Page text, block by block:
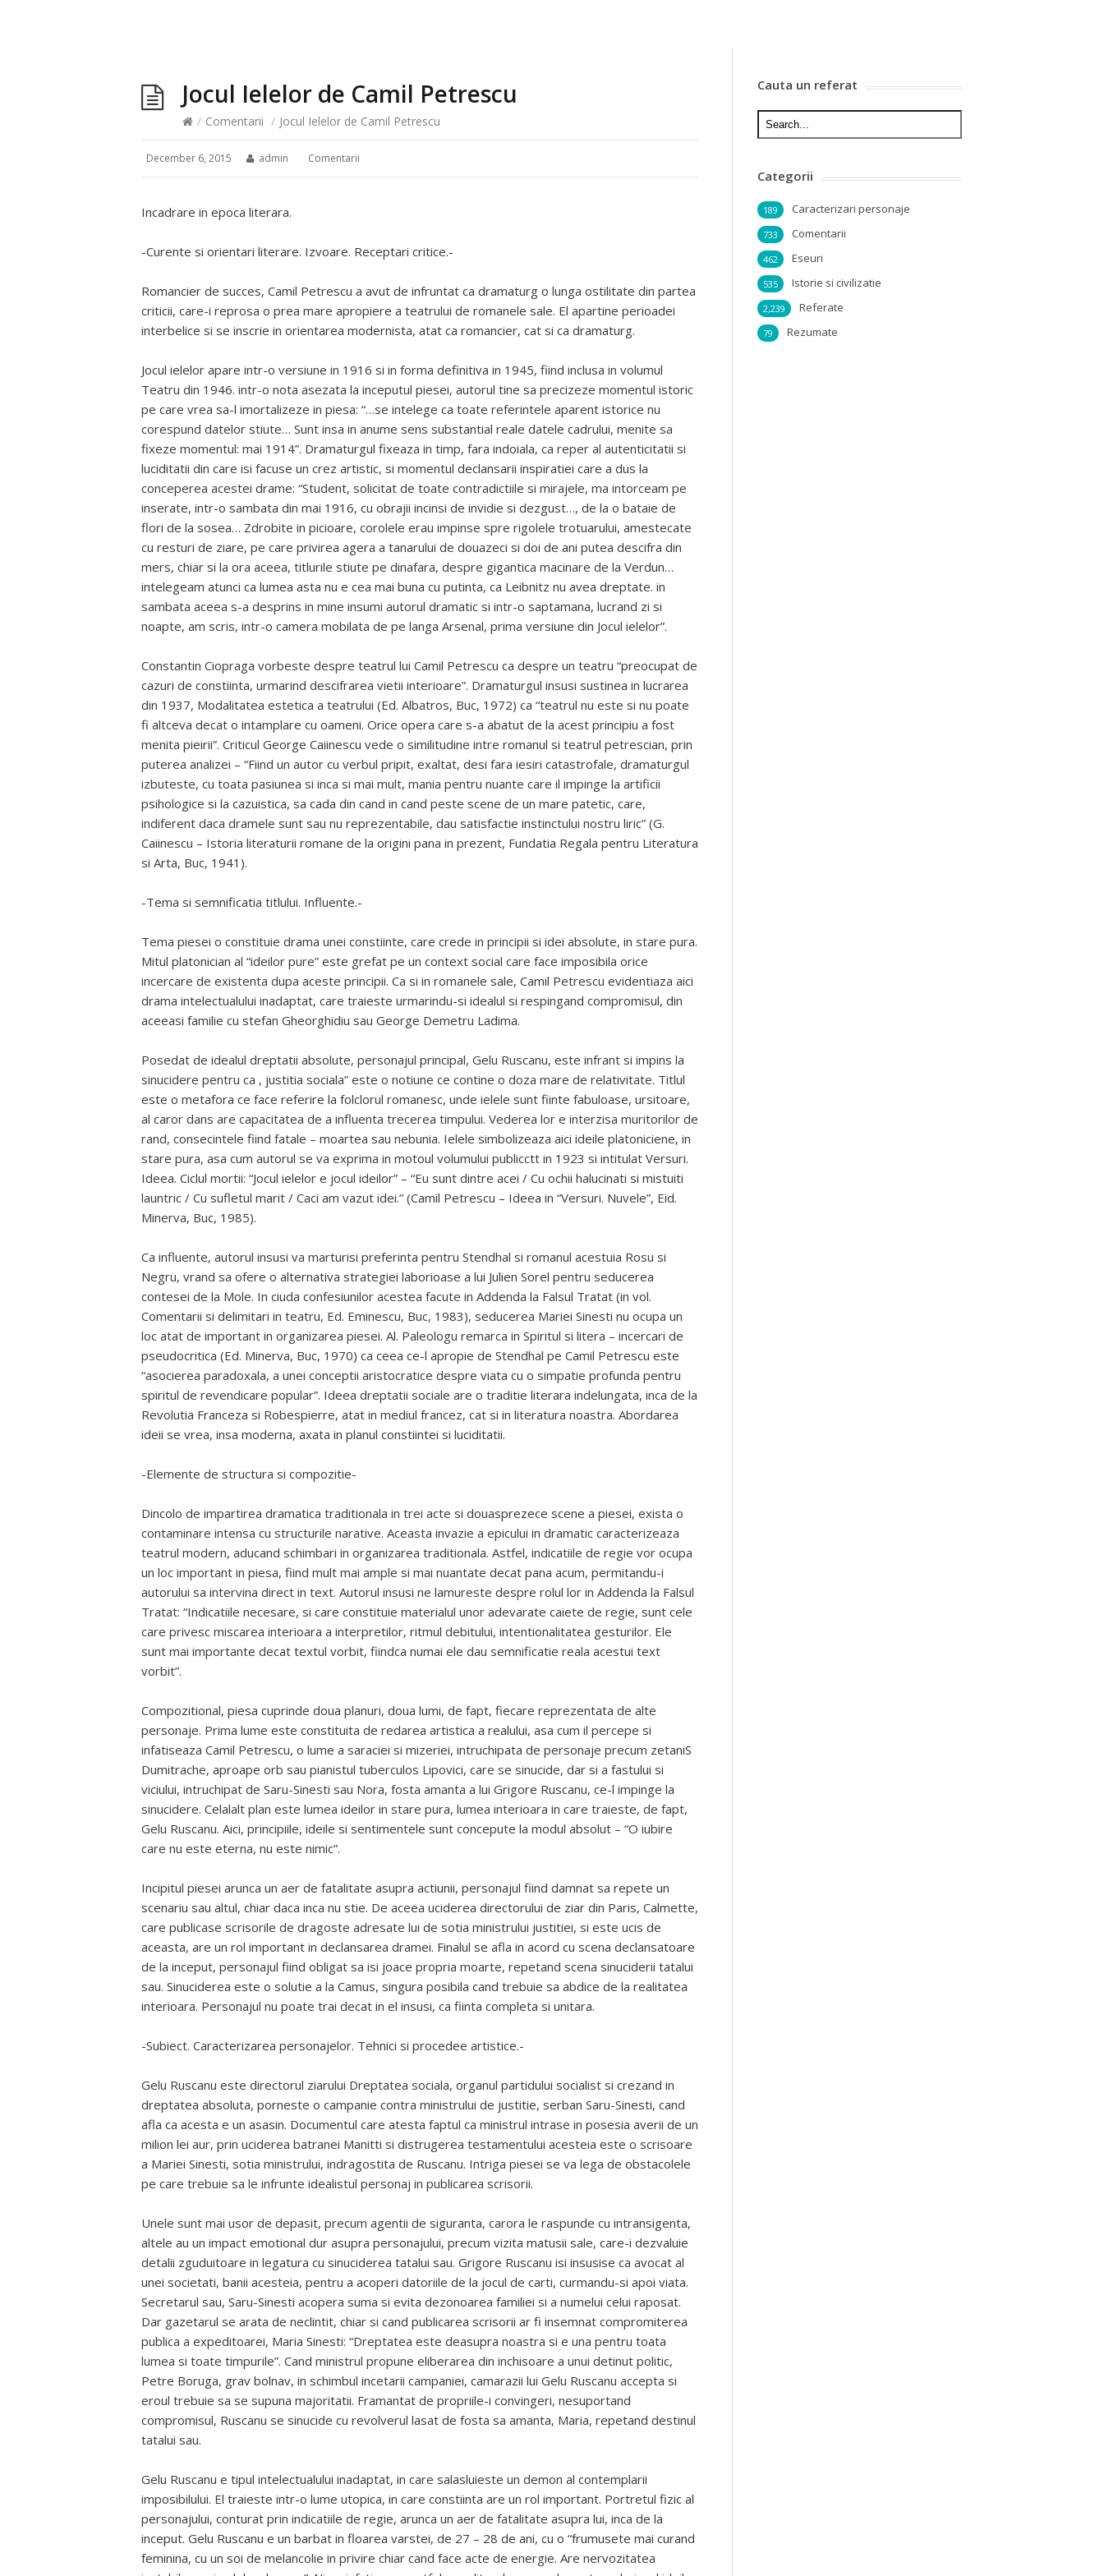
Jocul Ielelor de Camil Petrescu
/ Comentarii / Jocul Ielelor de Camil Petrescu
December 6, 2015 admin Comentarii
Incadrare in epoca literara.
-Curente si orientari literare. Izvoare. Receptari critice.-
Romancier de succes, Camil Petrescu a avut de infruntat ca dramaturg o lunga ostilitate din partea
criticii, care-i reprosa o prea mare apropiere a teatrului de romanele sale. El apartine perioadei
interbelice si se inscrie in orientarea modernista, atat ca romancier, cat si ca dramaturg.
Jocul ielelor apare intr-o versiune in 1916 si in forma definitiva in 1945, fiind inclusa in volumul
Teatru din 1946. intr-o nota asezata la inceputul piesei, autorul tine sa precizeze momentul istoric
pe care vrea sa-l imortalizeze in piesa: “…se intelege ca toate referintele aparent istorice nu
corespund datelor stiute… Sunt insa in anume sens substantial reale datele cadrului, menite sa
fixeze momentul: mai 1914”. Dramaturgul fixeaza in timp, fara indoiala, ca reper al autenticitatii si
luciditatii din care isi facuse un crez artistic, si momentul declansarii inspiratiei care a dus la
conceperea acestei drame: “Student, solicitat de toate contradictiile si mirajele, ma intorceam pe
inserate, intr-o sambata din mai 1916, cu obrajii incinsi de invidie si dezgust…, de la o bataie de
flori de la sosea… Zdrobite in picioare, corolele erau impinse spre rigolele trotuarului, amestecate
cu resturi de ziare, pe care privirea agera a tanarului de douazeci si doi de ani putea descifra din
mers, chiar si la ora aceea, titlurile stiute pe dinafara, despre gigantica macinare de la Verdun…
intelegeam atunci ca lumea asta nu e cea mai buna cu putinta, ca Leibnitz nu avea dreptate. in
sambata aceea s-a desprins in mine insumi autorul dramatic si intr-o saptamana, lucrand zi si
noapte, am scris, intr-o camera mobilata de pe langa Arsenal, prima versiune din Jocul ielelor”.
Constantin Ciopraga vorbeste despre teatrul lui Camil Petrescu ca despre un teatru “preocupat de
cazuri de constiinta, urmarind descifrarea vietii interioare”. Dramaturgul insusi sustinea in lucrarea
din 1937, Modalitatea estetica a teatrului (Ed. Albatros, Buc, 1972) ca “teatrul nu este si nu poate
fi altceva decat o intamplare cu oameni. Orice opera care s-a abatut de la acest principiu a fost
menita pieirii”. Criticul George Caiinescu vede o similitudine intre romanul si teatrul petrescian, prin
puterea analizei – “Fiind un autor cu verbul pripit, exaltat, desi fara iesiri catastrofale, dramaturgul
izbuteste, cu toata pasiunea si inca si mai mult, mania pentru nuante care il impinge la artificii
psihologice si la cazuistica, sa cada din cand in cand peste scene de un mare patetic, care,
indiferent daca dramele sunt sau nu reprezentabile, dau satisfactie instinctului nostru liric” (G.
Caiinescu – Istoria literaturii romane de la origini pana in prezent, Fundatia Regala pentru Literatura
si Arta, Buc, 1941).
-Tema si semnificatia titlului. Influente.-
Tema piesei o constituie drama unei constiinte, care crede in principii si idei absolute, in stare pura.
Mitul platonician al “ideilor pure” este grefat pe un context social care face imposibila orice
incercare de existenta dupa aceste principii. Ca si in romanele sale, Camil Petrescu evidentiaza aici
drama intelectualului inadaptat, care traieste urmarindu-si idealul si respingand compromisul, din
aceeasi familie cu stefan Gheorghidiu sau George Demetru Ladima.
Posedat de idealul dreptatii absolute, personajul principal, Gelu Ruscanu, este infrant si impins la
sinucidere pentru ca , justitia sociala” este o notiune ce contine o doza mare de relativitate. Titlul
este o metafora ce face referire la folclorul romanesc, unde ielele sunt fiinte fabuloase, ursitoare,
al caror dans are capacitatea de a influenta trecerea timpului. Vederea lor e interzisa muritorilor de
rand, consecintele fiind fatale – moartea sau nebunia. Ielele simbolizeaza aici ideile platoniciene, in
stare pura, asa cum autorul se va exprima in motoul volumului publicctt in 1923 si intitulat Versuri.
Ideea. Ciclul mortii: “Jocul ielelor e jocul ideilor” – “Eu sunt dintre acei / Cu ochii halucinati si mistuiti
launtric / Cu sufletul marit / Caci am vazut idei.” (Camil Petrescu – Ideea in “Versuri. Nuvele”, Eid.
Minerva, Buc, 1985).
Ca influente, autorul insusi va marturisi preferinta pentru Stendhal si romanul acestuia Rosu si
Negru, vrand sa ofere o alternativa strategiei laborioase a lui Julien Sorel pentru seducerea
contesei de la Mole. In ciuda confesiunilor acestea facute in Addenda la Falsul Tratat (in vol.
Comentarii si delimitari in teatru, Ed. Eminescu, Buc, 1983), seducerea Mariei Sinesti nu ocupa un
loc atat de important in organizarea piesei. Al. Paleologu remarca in Spiritul si litera – incercari de
pseudocritica (Ed. Minerva, Buc, 1970) ca ceea ce-l apropie de Stendhal pe Camil Petrescu este
“asocierea paradoxala, a unei conceptii aristocratice despre viata cu o simpatie profunda pentru
spiritul de revendicare popular”. Ideea dreptatii sociale are o traditie literara indelungata, inca de la
Revolutia Franceza si Robespierre, atat in mediul francez, cat si in literatura noastra. Abordarea
ideii se vrea, insa moderna, axata in planul constiintei si luciditatii.
-Elemente de structura si compozitie-
Dincolo de impartirea dramatica traditionala in trei acte si douasprezece scene a piesei, exista o
contaminare intensa cu structurile narative. Aceasta invazie a epicului in dramatic caracterizeaza
teatrul modern, aducand schimbari in organizarea traditionala. Astfel, indicatiile de regie vor ocupa
un loc important in piesa, fiind mult mai ample si mai nuantate decat pana acum, permitandu-i
autorului sa intervina direct in text. Autorul insusi ne lamureste despre rolul lor in Addenda la Falsul
Tratat: “Indicatiile necesare, si care constituie materialul unor adevarate caiete de regie, sunt cele
care privesc miscarea interioara a interpretilor, ritmul debitului, intentionalitatea gesturilor. Ele
sunt mai importante decat textul vorbit, fiindca numai ele dau semnificatie reala acestui text
vorbit”.
Compozitional, piesa cuprinde doua planuri, doua lumi, de fapt, fiecare reprezentata de alte
personaje. Prima lume este constituita de redarea artistica a realului, asa cum il percepe si
infatiseaza Camil Petrescu, o lume a saraciei si mizeriei, intruchipata de personaje precum zetaniS
Dumitrache, aproape orb sau pianistul tuberculos Lipovici, care se sinucide, dar si a fastului si
viciului, intruchipat de Saru-Sinesti sau Nora, fosta amanta a lui Grigore Ruscanu, ce-l impinge la
sinucidere. Celalalt plan este lumea ideilor in stare pura, lumea interioara in care traieste, de fapt,
Gelu Ruscanu. Aici, principiile, ideile si sentimentele sunt concepute la modul absolut – “O iubire
care nu este eterna, nu este nimic”.
Incipitul piesei arunca un aer de fatalitate asupra actiunii, personajul fiind damnat sa repete un
scenariu sau altul, chiar daca inca nu stie. De aceea uciderea directorului de ziar din Paris, Calmette,
care publicase scrisorile de dragoste adresate lui de sotia ministrului justitiei, si este ucis de
aceasta, are un rol important in declansarea dramei. Finalul se afla in acord cu scena declansatoare
de la inceput, personajul fiind obligat sa isi joace propria moarte, repetand scena sinuciderii tatalui
sau. Sinuciderea este o solutie a la Camus, singura posibila cand trebuie sa abdice de la realitatea
interioara. Personajul nu poate trai decat in el insusi, ca fiinta completa si unitara.
-Subiect. Caracterizarea personajelor. Tehnici si procedee artistice.-
Gelu Ruscanu este directorul ziarului Dreptatea sociala, organul partidului socialist si crezand in
dreptatea absoluta, porneste o campanie contra ministrului de justitie, serban Saru-Sinesti, cand
afla ca acesta e un asasin. Documentul care atesta faptul ca ministrul intrase in posesia averii de un
milion lei aur, prin uciderea batranei Manitti si distrugerea testamentului acesteia este o scrisoare
a Mariei Sinesti, sotia ministrului, indragostita de Ruscanu. Intriga piesei se va lega de obstacolele
pe care trebuie sa le infrunte idealistul personaj in publicarea scrisorii.
Unele sunt mai usor de depasit, precum agentii de siguranta, carora le raspunde cu intransigenta,
altele au un impact emotional dur asupra personajului, precum vizita matusii sale, care-i dezvaluie
detalii zguduitoare in legatura cu sinuciderea tatalui sau. Grigore Ruscanu isi insusise ca avocat al
unei societati, banii acesteia, pentru a acoperi datoriile de la jocul de carti, curmandu-si apoi viata.
Secretarul sau, Saru-Sinesti acopera suma si evita dezonoarea familiei si a numelui celui raposat.
Dar gazetarul se arata de neclintit, chiar si cand publicarea scrisorii ar fi insemnat compromiterea
publica a expeditoarei, Maria Sinesti: “Dreptatea este deasupra noastra si e una pentru toata
lumea si toate timpurile”. Cand ministrul propune eliberarea din inchisoare a unui detinut politic,
Petre Boruga, grav bolnav, in schimbul incetarii campaniei, camarazii lui Gelu Ruscanu accepta si
eroul trebuie sa se supuna majoritatii. Framantat de propriile-i convingeri, nesuportand
compromisul, Ruscanu se sinucide cu revolverul lasat de fosta sa amanta, Maria, repetand destinul
tatalui sau.
Gelu Ruscanu e tipul intelectualului inadaptat, in care salasluieste un demon al contemplarii
imposibilului. El traieste intr-o lume utopica, in care constiinta are un rol important. Portretul fizic al
personajului, conturat prin indicatiile de regie, arunca un aer de fatalitate asupra lui, inca de la
inceput. Gelu Ruscanu e un barbat in floarea varstei, de 27 – 28 de ani, cu o “frumusete mai curand
feminina, cu un soi de melancolie in privire chiar cand face acte de energie. Are nervozitatea
Cauta un referat
Categorii
Caracterizari personaje
189
Comentarii
733
Eseuri
462
Istorie si civilizatie
535
Referate
2,239
Rezumate
79